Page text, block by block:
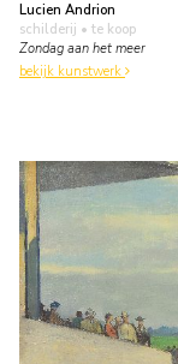
Lucien Andrion
schilderij • te koop
Zondag aan het meer
bekijk kunstwerk